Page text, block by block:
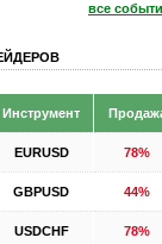
все
Инструмент
EURUSD 78%
GBPUSD 44%
USDCHF 78%